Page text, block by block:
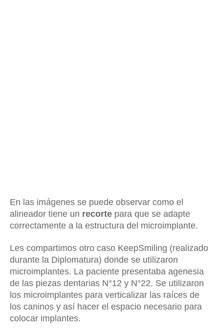
En las imágenes se puede observar como el
alineador tiene un recorte para que se adapte
correctamente a la estructura del microimplante.
Les compartimos otro caso KeepSmiling (realizado
durante la Diplomatura) donde se utilizaron
microimplantes. La paciente presentaba agenesia
de las piezas dentarias N°12 y N°22. Se utilizaron
los microimplantes para verticalizar las raíces de
los caninos y así hacer el espacio necesario para
colocar implantes.